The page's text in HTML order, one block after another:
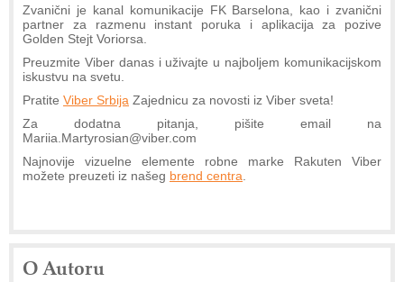
Zvanični je kanal komunikacije FK Barselona, kao i zvanični
partner za razmenu instant poruka i aplikacija za pozive
Golden Stejt Voriorsa.
Preuzmite Viber danas i uživajte u najboljem komunikacijskom
iskustvu na svetu.
Pratite Viber Srbija Zajednicu za novosti iz Viber sveta!
Za dodatna pitanja, pišite email na
Mariia.Martyrosian@viber.com
Najnovije vizuelne elemente robne marke Rakuten Viber
možete preuzeti iz našeg brend centra
O Autoru